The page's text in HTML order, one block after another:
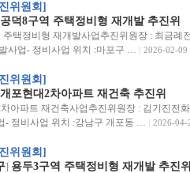
위원회]
공덕8구역 주택정비형 재개발 추진위
주택정비형 재개발사업추진위원장 : 최금례
사업- 정비사업 위치 :마포구 …
2026-02-09
위원회]
개포현대2차아파트 재건축 추진위
아파트 재건축사업추진위원장 : 김기진전
- 정비사업 위치 :강남구 개포동 …
2026-04-
위원회]
] 용두3구역 주택정비형 재개발 추진